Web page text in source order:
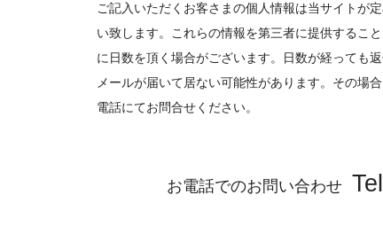
ご記入いただくお客さまの個人情報は当サイトが
い致します。これらの情報を第三者に提供するこ
に日数を頂く場合がございます。日数が経っても
メールが届いて居ない可能性があります。その場
電話にてお問合せください。
お電話でのお問い合わせ